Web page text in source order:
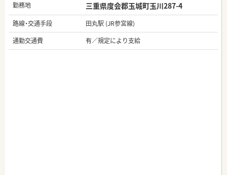
勤務地 三重県度会郡玉城町玉川287-4
路線・交通手段
田丸駅 (JR参宮線)
通勤交通費
有／規定により支給